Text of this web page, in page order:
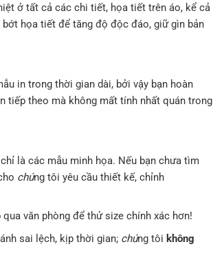
ở tất cả các chi tiết, họa tiết trên áo, kể cả
họa tiết để tăng độ độc đáo, giữ gìn bản
in trong thời gian dài, bởi vậy bạn hoàn
tiếp theo mà không mất tính nhất quán trong
là các mẫu minh họa. Nếu bạn chưa tìm
chúng tôi yêu cầu thiết kế, chỉnh
văn phòng để thử size chính xác hơn!
sai lệch, kịp thời gian; chúng tôi không